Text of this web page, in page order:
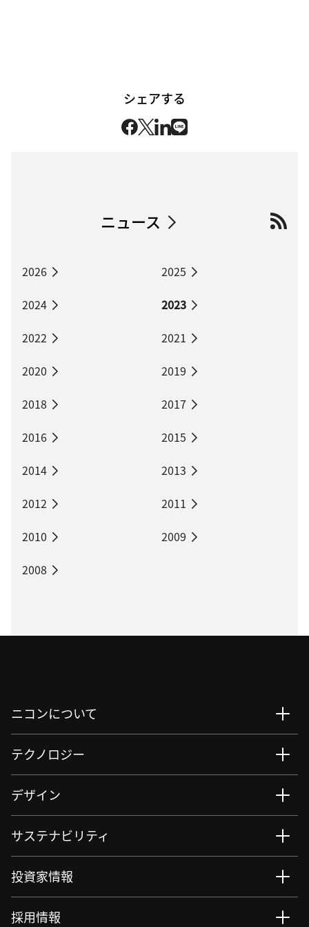
シェアする
ニュース
2026
2025
2024
2023
2022
2021
2020
2019
2018
2017
2016
2015
2014
2013
2012
2011
2010
2009
2008
ニコンについて
テクノロジー
デザイン
サステナビリティ
投資家情報
採用情報